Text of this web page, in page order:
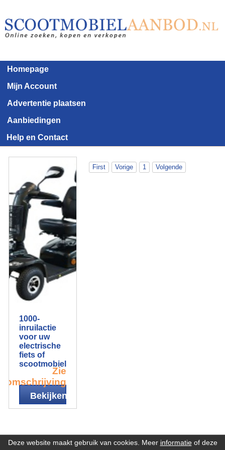
Deze website maakt gebruik van cookies. Meer informatieof deze
Homepage
Mijn Account
Advertentie plaatsen
Aanbiedingen
Help en Contact
1000-
inruilactie
voor uw
electrische
fiets of
scootmobiel
Zie
omschrijving
Bekijken
First Vorige 1 Volgende